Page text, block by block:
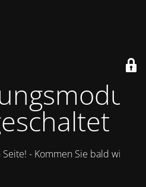
- Kommen Sie bald wieder.